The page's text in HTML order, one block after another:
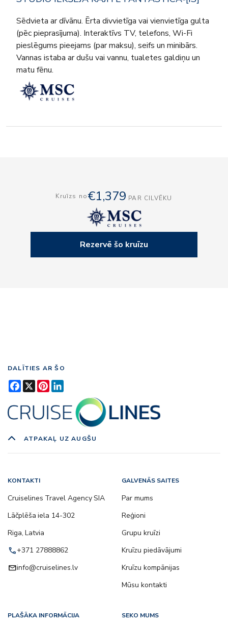
Sēdvieta ar dīvānu. Ērta divvietīga vai vienvietīga gulta
(pēc pieprasījuma). Interaktīvs TV, telefons, Wi-Fi
pieslēgums pieejams (par maksu), seifs un minibārs.
Vannas istaba ar dušu vai vannu, tualetes galdiņu un
matu fēnu.
Kruīzs no€1,379 PAR CILVĒKU
Rezervē šo kruīzu
DALĪTIES AR ŠO
Facebook
X Pinterest
ATPAKAĻ UZ AUGŠU
KONTAKTI
Cruiselines Travel Agency SIA
Lāčplēša iela 14-302
Riga, Latvia
call+371 27888862
emailinfo@cruiselines.lv
GALVENĀS SAITES
Par mums
Reģioni
Grupu kruīzi
Kruīzu piedāvājumi
Kruīzu kompānijas
Mūsu kontakti
PLAŠĀKA INFORMĀCIJA SEKO MUMS